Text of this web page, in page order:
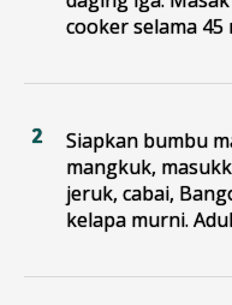
cooker selama 45
Siapkan bumbu
mangkuk,
jeruk, cabai,
kelapa murni.